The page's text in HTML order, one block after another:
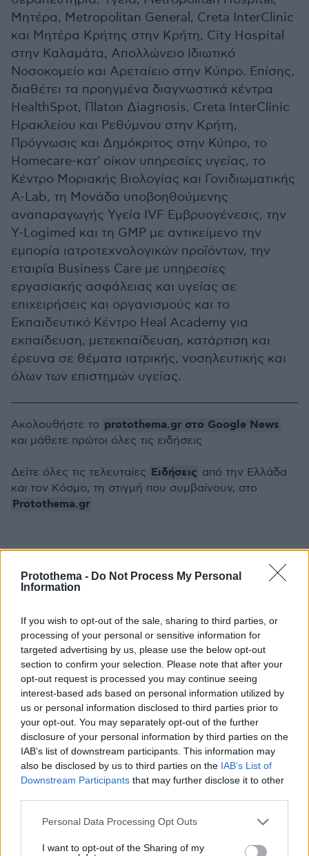
Protothema - Do Not Process My Personal
Information
If you wish to opt-out of the sale, sharing to third parties, or
processing of your personal or sensitive information for
targeted advertising by us, please use the below opt-out
section to confirm your selection. Please note that after your
opt-out request is processed you may continue seeing
interest-based ads based on personal information utilized by
us or personal information disclosed to third parties prior to
your opt-out. You may separately opt-out of the further
disclosure of your personal information by third parties on the
IAB’s list of downstream participants. This information may
also be disclosed by us to third parties on the IAB’s List of
Downstream Participants that may further disclose it to other
Please note that this website/app uses one or more Google
not limited to your visit or usage behaviour. You may click to
Personal Data Processing Opt Outs
I want to opt-out of the Sharing of my
Μητέρα, Metropolitan General, Creta InterClinic
και Μητέρα Κρήτης στην Κρήτη, City Hospital
στην Καλαμάτα, Απολλώνειο Ιδιωτικό
Νοσοκομείο και Αρεταίειο στην Κύπρο. Επίσης,
διαθέτει τα προηγμένα διαγνωστικά κέντρα
HealthSpot, Πlaton Δiagnosis, Creta InterClinic
Ηρακλείου και Ρεθύμνου στην Κρήτη,
Πρόγνωσις και Δημόκριτος στην Κύπρο, το
Homecare-κατ' οίκον υπηρεσίες υγείας, το
Κέντρο Μοριακής Βιολογίας και Γονιδιωματικής
A-Lab, τη Μονάδα υποβοηθούμενης
αναπαραγωγής Υγεία IVF Εμβρυογένεσις, την
Y-Logimed και τη GMP με αντικείμενο την
εμπορία ιατροτεχνολογικών προϊόντων, την
εταιρία Business Care με υπηρεσίες
εργασιακής ασφάλειας και υγείας σε
επιχειρήσεις και οργανισμούς και το
Εκπαιδευτικό Κέντρο Heal Academy για
εκπαίδευση, μετεκπαίδευση, κατάρτιση και
έρευνα σε θέματα ιατρικής, νοσηλευτικής και
όλων των επιστημών υγείας.
Ακολουθήστε το protothema.gr στο Google News
και μάθετε πρώτοι όλες τις ειδήσεις
Δείτε όλες τις τελευταίες Ειδήσεις από την Ελλάδα
και τον Κόσμο, τη στιγμή που συμβαίνουν, στο
Protothema.gr
ΡΟΗ ΕΙΔΗΣΕΩΝ
Wanderlove: Γινόμαστε όντως πιο ελκυστικοί το
καλοκαίρι;
πριν 5 λεπτά
Πώς να κερδίσετε την εμπιστοσύνη μιας πρώην
αδέσποτης γάτας
πριν 5 λεπτά
Παπαπαρασκευάς: Η ιστορία πίσω από την πιο διάσημη
καριόκα της Βόρειας Ελλάδας
πριν 5 λεπτά
και αριστεράς απέναντι στην AI
πριν 7 λεπτά
πριν 15 λεπτά